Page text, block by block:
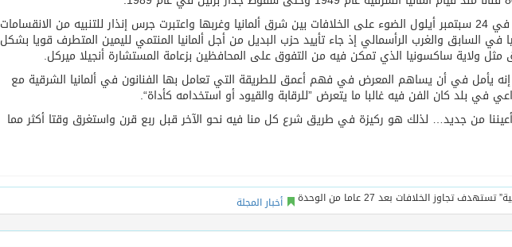
وسلطت انتخابات عامة جرت في 24 سبتمبر أيلول الضوء على الخلافات بين شرق ألمانيا وغربها واعتبرت جرس إنذار للتنبيه من الانقسامات
السابق والغرب الرأسمالي إذ جاء تأييد حزب البديل من أجل ألمانيا المنتمي لليمين المتطرف قويا بشكل
ولاية ساكسونيا الذي تمكن فيه من التفوق على المحافظين بزعامة المستشارة أنجيلا ميركل.
إنه يأمل في أن يساهم المعرض في فهم أعمق للطريقة التي تعامل بها الفنانون في ألمانيا الشرقية مع
في بلد كان الفن فيه غالبا ما يتعرض ”للرقابة والقيود أو استخدامه كأداة“.
من جديد… لذلك هو ركيزة في طريق شرع كل منا فيه نحو الآخر قبل ربع قرن واستغرق وقتا أكثر مما
أخبار المجلة